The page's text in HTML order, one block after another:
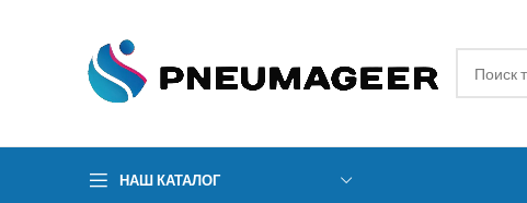
НАШ КАТАЛОГ